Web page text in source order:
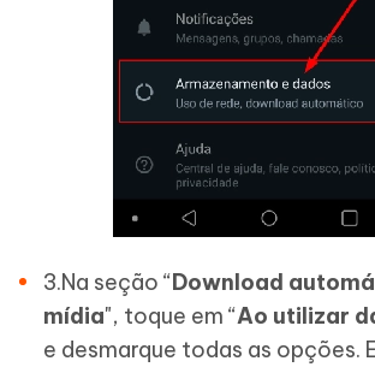
3.Na seção “Download
mídia", toque em “Ao utilizar
e desmarque todas as opções.